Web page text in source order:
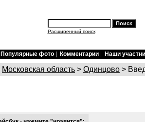
Расширенный поиск
Популярные фото Комментарии Наши
Московская область > Одинцово >